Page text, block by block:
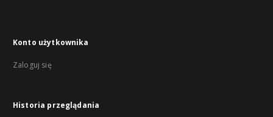
Konto użytkownika
Zaloguj się
Historia przeglądania